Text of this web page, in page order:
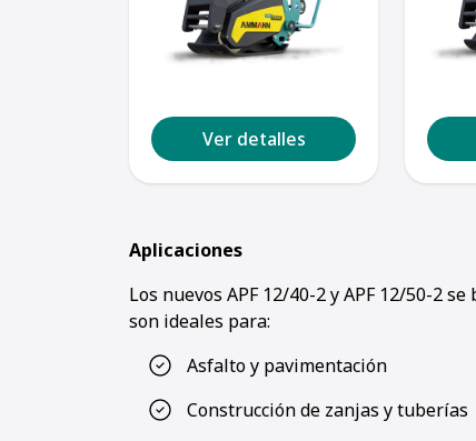
Ver detalles
Aplicaciones
Los nuevos APF 12/40-2 y APF 12/50-2
son ideales para:
Asfalto y pavimentación
Construcción de zanjas y tuberías